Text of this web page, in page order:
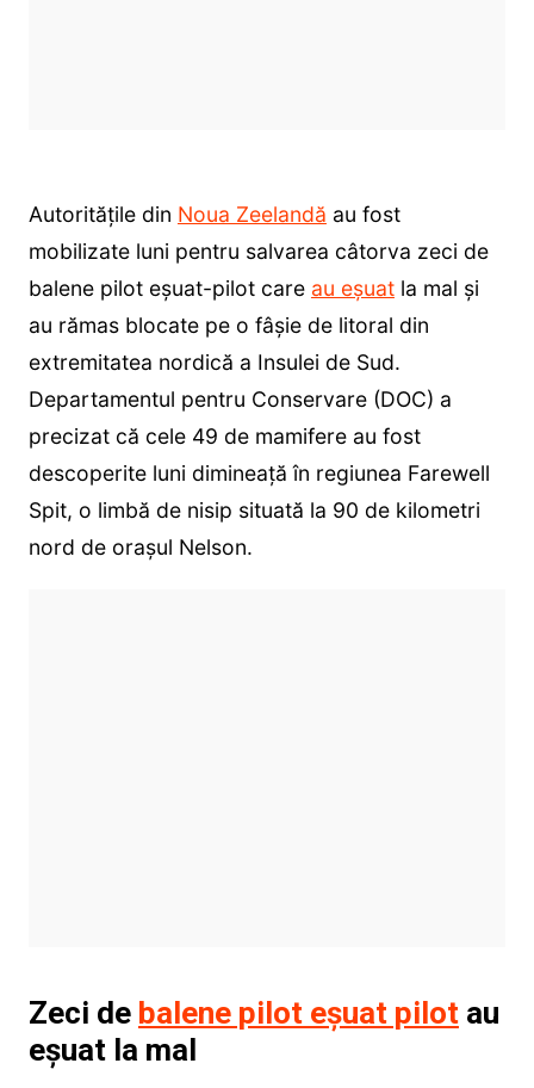
Autorităţile din Noua Zeelandă au fost
mobilizate luni pentru salvarea câtorva zeci de
balene pilot eșuat-pilot care au eșuatla mal și
au rămas blocate pe o fâşie de litoral din
extremitatea nordică a Insulei de Sud.
Departamentul pentru Conservare (DOC) a
precizat că cele 49 de mamifere au fost
descoperite luni dimineaţă în regiunea Farewell
Spit, o limbă de nisip situată la 90 de kilometri
nord de oraşul Nelson.
Zeci de balene pilot eșuat pilotau
eșuat la mal